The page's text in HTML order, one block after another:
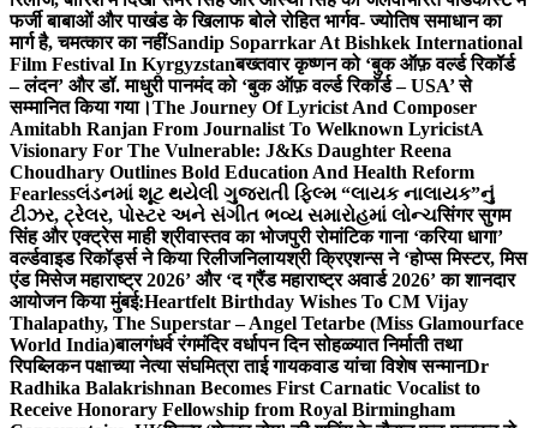
फर्जी बाबाओं और पाखंड के खिलाफ बोले रोहित भार्गव- ज्योतिष समाधान का
मार्ग है, चमत्कार का नहींSandip Soparrkar At Bishkek International
Film Festival In Kyrgyzstanबख्तवार कृष्णन को ‘बुक ऑफ़ वर्ल्ड रिकॉर्ड
– लंदन’ और डॉ. माधुरी पानमंद को ‘बुक ऑफ़ वर्ल्ड रिकॉर्ड – USA’ से
सम्मानित किया गया।The Journey Of Lyricist And Composer
Amitabh Ranjan From Journalist To Welknown LyricistA
Visionary For The Vulnerable: J&Ks Daughter Reena
Choudhary Outlines Bold Education And Health Reform
Fearlessલંડનમાં શૂટ થયેલી ગુજરાતી ફિલ્મ “લાયક નાલાયક”નું
ટીઝર, ટ્રેલર, પોસ્ટર અને સંગીત ભવ્ય સમારોહમાં લોન્ચसिंगर सुगम
सिंह और एक्ट्रेस माही श्रीवास्तव का भोजपुरी रोमांटिक गाना ‘करिया धागा’
वर्ल्डवाइड रिकॉर्ड्स ने किया रिलीजनिलायश्री क्रिएशन्स ने ‘होप्स मिस्टर, मिस
एंड मिसेज महाराष्ट्र 2026’ और ‘द ग्रैंड महाराष्ट्र अवार्ड 2026’ का शानदार
आयोजन किया मुंबई:Heartfelt Birthday Wishes To CM Vijay
Thalapathy, The Superstar – Angel Tetarbe (Miss Glamourface
World India)बालगंधर्व रंगमंदिर वर्धापन दिन सोहळ्यात निर्माती तथा
रिपब्लिकन पक्षाच्या नेत्या संघमित्रा ताई गायकवाड यांचा विशेष सन्मानDr
Radhika Balakrishnan Becomes First Carnatic Vocalist to
Receive Honorary Fellowship from Royal Birmingham